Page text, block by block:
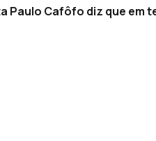
Paulo Cafôfo diz que em